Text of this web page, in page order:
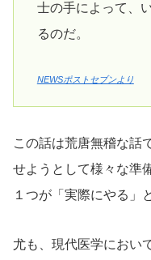
士の手によって、
るのだ。
NEWSポストセブンより
この話は荒唐無稽な話
せようとして様々な準
１つが「実際にやる」
尤も、現代医学におい